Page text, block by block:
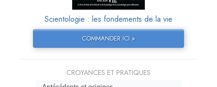
Scientologie : les fondements de la vie
COMMANDER ICI »
CROYANCES ET PRATIQUES